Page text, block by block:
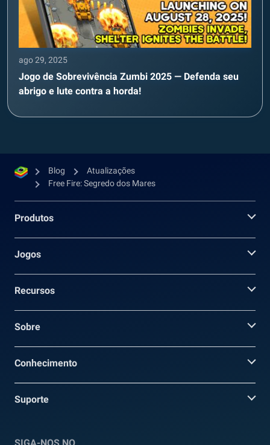
ago 29, 2025
Jogo de Sobrevivência Zumbi 2025 — Defenda seu
abrigo e lute contra a horda!
Blog
Atualizações
Free Fire: Segredo dos Mares
Produtos
Jogos
Recursos
Sobre
Conhecimento
Suporte